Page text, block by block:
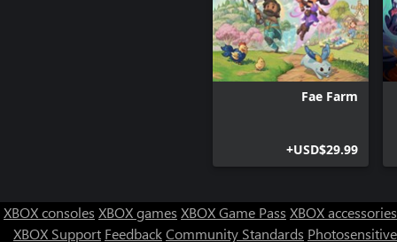
Fae Farm
USD$29.99+
XBOX consoles XBOX games XBOX Game Pass XBOX accessories
XBOX Support FeedbackCommunity Standards Photosensitive